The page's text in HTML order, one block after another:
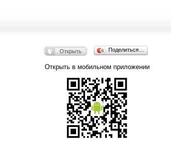
Открыть Поделиться…
Открыть в мобильном приложении